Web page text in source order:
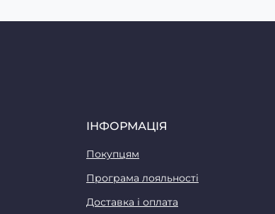
ІНФОРМАЦІЯ
Покупцям
Програма лояльності
Доставка і оплата